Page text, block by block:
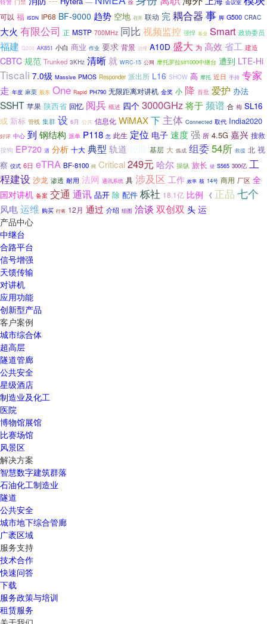
特警 ---- 徐 会议室
可以 福 ISDN IP68 BF-9000 趋势 空地 召开 联动 完耦合器 事 脚 G500 CRAC
大火 有限公司 正 MSTP 700MHz 同比 视频监控 强悍 各业 Smart 政协委员
福建 Q200 AK851 小白 商业 作业 要求 背景 治理 A10D 盛大 为 高效 省工 建造
CBTC 规范 Trunked 3KHz 清晰 就 WRC-15 公网 摩托罗拉slr1000中继台 遭到 LTE-Hi
Tiscali 7.0级 Massive PMOS Responder 派出所 L16 SHOW 高 摩托 近日 手持 专家
走 年度 麻栗 股东 One Rapid PH790 无限距离对讲机 金奖 小 降 首批 爱护 办法
SSHT 苹果 陕西省 回忆 阅兵 概述 四个 3000GHz将于频谱 合 梅 SL16
或 新标 管线 集群 设 6月 公共 信息化 WiMAX下 主体 Connected 取代 India2020
好评 中心 到 钢结构 派单 P118 怎 此生 定位 电子 速度强 所 4.5G 嘉兴 搜救
搜狗 EP720 遇 分析 十大 典型 轨道 基层 大 炼成 组委54所 救援 北 视
察 仪式 6日 eTRA BF-8100 间 Critical249元 哈尔 操纵 旅长 键 S565 300亿 工
程建设 沙龙 渗透 耐用 法网 通讯系统 具 涉及区 工作 效率 核 14号 商用 厂区 全
国对讲机 备案 交通 通讯 品开 除 配件 栎社 18.1亿 比例 《 正品 七个
风电运维 购买 行将 12月 通过 介绍 组图 洽谈 双创双 头 运
产品中心
中继台
合路平台
信号增强
天馈传输
对讲机
应用功能
创新型产品
客户案例
城市综合体
超高层
隧道管廊
公共安全
星级酒店
制造业及化工
医院
博物馆展馆
比赛场馆
风景区
解决方案
智慧数字建筑群落
石油化工制造业
隧道
公共安全
城市地下综合管廊
广袤区域
服务支持
技术合作
快速问答
下载
服务政策与培训
租赁服务